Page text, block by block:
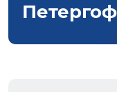
Петергоф